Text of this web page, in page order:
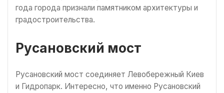
года города признали памятником архитектуры и
градостроительства.
Русановский мост
Русановский мост соединяет Левобережный Киев
и Гидропарк. Интересно, что именно Русановский